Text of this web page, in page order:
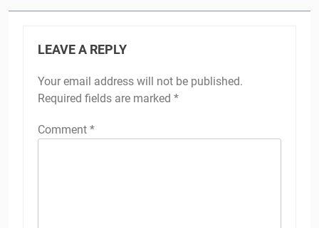
LEAVE A REPLY
Your email address will not be published.
Required fields are marked *
Comment *